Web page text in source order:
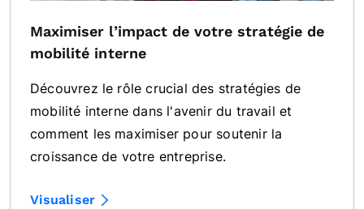
Maximiser l’impact de votre stratégie de
mobilité interne
Découvrez le rôle crucial des stratégies de
mobilité interne dans l'avenir du travail et
comment les maximiser pour soutenir la
croissance de votre entreprise.
Visualiser